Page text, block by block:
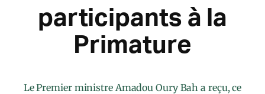
participants à la
Primature
Le Premier ministre Amadou Oury Bah a reçu, ce